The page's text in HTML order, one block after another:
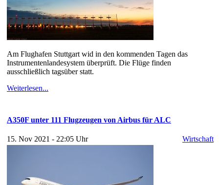
Am Flughafen Stuttgart wid in den kommenden Tagen das
Instrumentenlandesystem überprüft. Die Flüge finden
ausschließlich tagsüber statt.
Weiterlesen...
A350F unter 111 Flugzeugen von Airbus für ALC
15. Nov 2021 - 22:05 Uhr Wirtschaft